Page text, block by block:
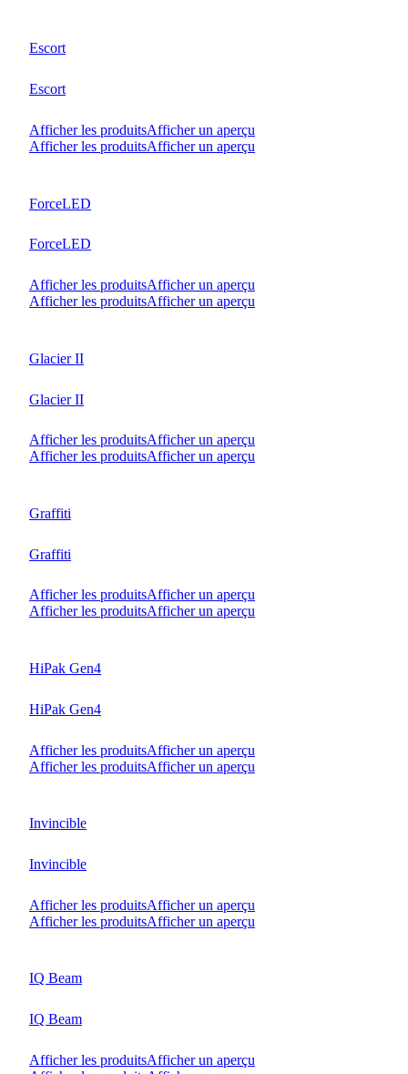
Escort
Escort
Afficher les produitsAfficher un aperçu
Afficher les produitsAfficher un aperçu
ForceLED
ForceLED
Afficher les produitsAfficher un aperçu
Afficher les produitsAfficher un aperçu
Glacier II
Glacier II
Afficher les produitsAfficher un aperçu
Afficher les produitsAfficher un aperçu
Graffiti
Graffiti
Afficher les produitsAfficher un aperçu
Afficher les produitsAfficher un aperçu
HiPak Gen4
HiPak Gen4
Afficher les produitsAfficher un aperçu
Afficher les produitsAfficher un aperçu
Invincible
Invincible
Afficher les produitsAfficher un aperçu
Afficher les produitsAfficher un aperçu
IQ Beam
IQ Beam
Afficher les produitsAfficher un aperçu